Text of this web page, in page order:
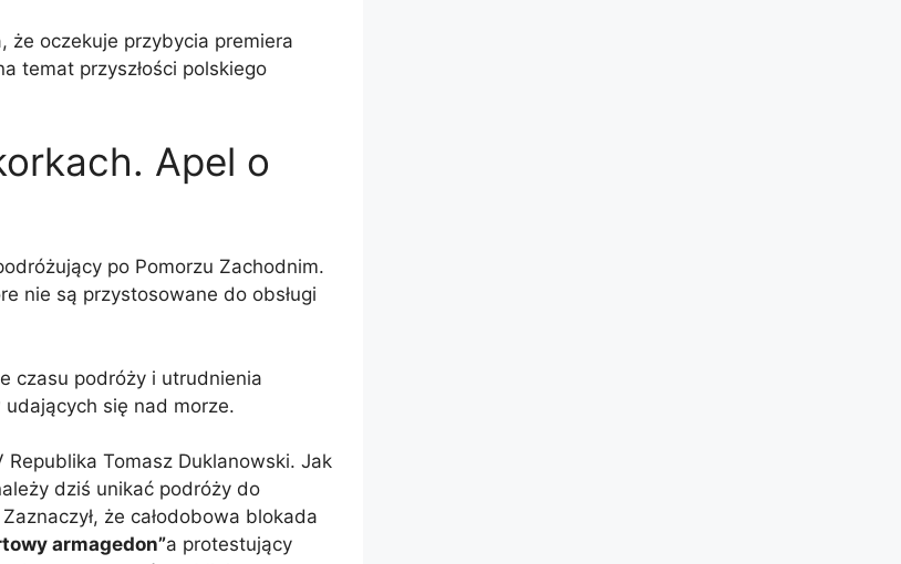
że ​​oczekuje przybycia premiera
temat przyszłości polskiego
Apel o
po Pomorzu Zachodnim.
nie są przystosowane do obsługi
czasu podróży i utrudnienia
się nad morze.
Tomasz Duklanowski. Jak
dziś unikać podróży do
że całodobowa blokada
armagedon”a protestujący